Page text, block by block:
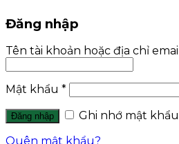
Đăng nhập
Tên tài khoản hoặc địa chỉ email
Mật khẩu *
Đăng nhập
Ghi nhớ mật khẩu
Quên mật khẩu?